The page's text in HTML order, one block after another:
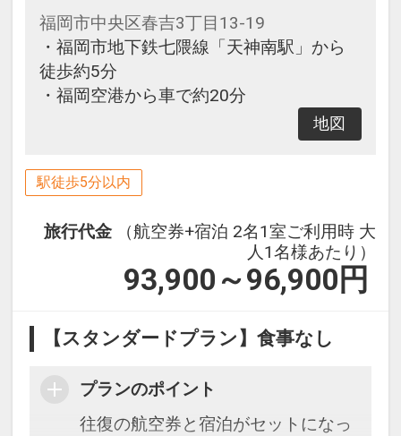
福岡市中央区春吉3丁目13-19
・福岡市地下鉄七隈線「天神南駅」から
徒歩約5分
・福岡空港から車で約20分
地図
駅徒歩5分以内
旅行代金
（航空券+宿泊 2名1室ご利用時 大
人1名様あたり）
93,900～96,900 円
【スタンダードプラン】食事なし
プランのポイント
往復の航空券と宿泊がセットになっ